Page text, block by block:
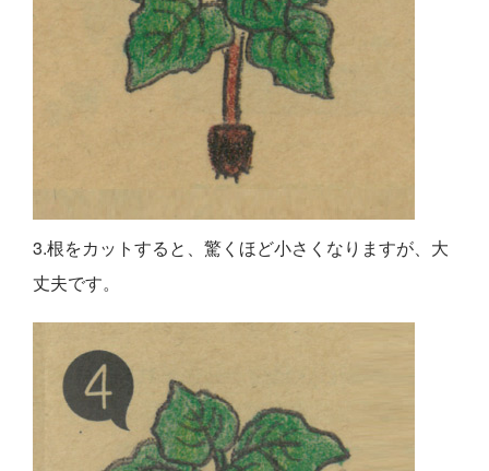
3.根をカットすると、驚くほど小さくなりますが、大
丈夫です。